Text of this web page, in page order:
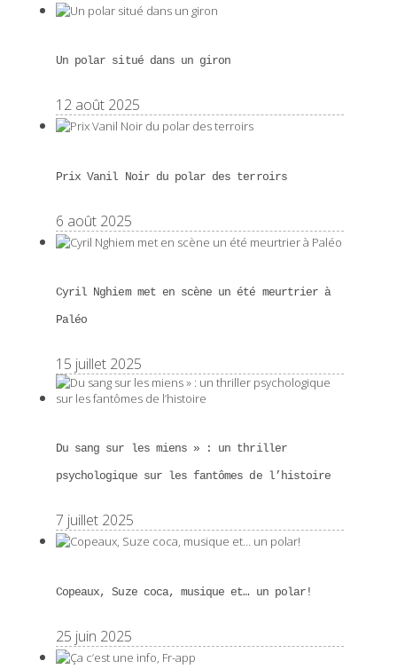
Un polar situé dans un giron
12 août 2025
Prix Vanil Noir du polar des terroirs
6 août 2025
Cyril Nghiem met en scène un été meurtrier à
Paléo
15 juillet 2025
Du sang sur les miens » : un thriller
psychologique sur les fantômes de l’histoire
7 juillet 2025
Copeaux, Suze coca, musique et… un polar!
25 juin 2025